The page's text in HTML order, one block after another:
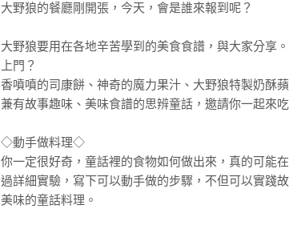
大野狼的餐廳剛開張，今天，會是誰來報到呢？
大野狼要用在各地辛苦學到的美食食譜，與大家分享
上門？
香噴噴的司康餅、神奇的魔力果汁、大野狼特製奶酥
兼有故事趣味、美味食譜的思辨童話，邀請你一起來吃
◇動手做料理◇
你一定很好奇，童話裡的食物如何做出來，真的可能
過詳細實驗，寫下可以動手做的步驟，不但可以實踐
美味的童話料理。